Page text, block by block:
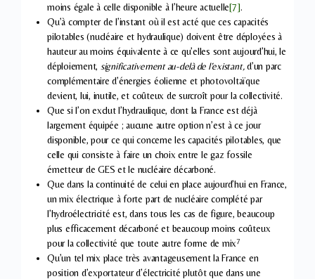
moins égale à celle disponible à l’heure actuelle[7].
Qu’à compter de l’instant où il est acté que ces capacités
pilotables (nucléaire et hydraulique) doivent être déployées à
hauteur au moins équivalente à ce qu’elles sont aujourd’hui, le
déploiement, significativement au-delà de l’existant,d’un parc
complémentaire d’énergies éolienne et photovoltaïque
devient, lui, inutile, et coûteux de surcroît pour la collectivité.
Que si l’on exclut l’hydraulique, dont la France est déjà
largement équipée ; aucune autre option n’est à ce jour
disponible, pour ce qui concerne les capacités pilotables, que
celle qui consiste à faire un choix entre le gaz fossile
émetteur de GES et le nucléaire décarboné.
Que dans la continuité de celui en place aujourd’hui en France,
un mix électrique à forte part de nucléaire complété par
l’hydroélectricité est, dans tous les cas de figure, beaucoup
plus efficacement décarboné et beaucoup moins coûteux
pour la collectivité que toute autre forme de mix7
Qu’un tel mix place très avantageusement la France en
position d’exportateur d’électricité plutôt que dans une